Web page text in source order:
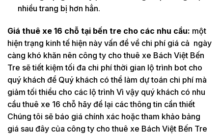
nhiều trang bị hơn hẳn.
Giá thuê xe 16 chỗ tại bến tre cho các nhu cầu: một
hiện trạng kinh tế hiện này vấn đề về chi phí giá cả ngày
càng khó khăn nên công ty cho thuê xe Bách Việt Bến
Tre sẽ tiết kiệm tối đa chi phí thời gian lộ trình bot cho
quý khách để Quý khách có thể làm dự toán chi phí mà
giảm tối thiểu cho các lộ trình Vì vậy quý khách có nhu
cầu thuê xe 16 chỗ hãy để lại các thông tin cần thiết
Chúng tôi sẽ báo giá chính xác hoặc tham khảo bảng
giá sau đây của công ty cho thuê xe Bách Việt Bến Tre